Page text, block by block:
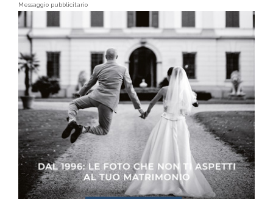
Messaggio pubblicitario